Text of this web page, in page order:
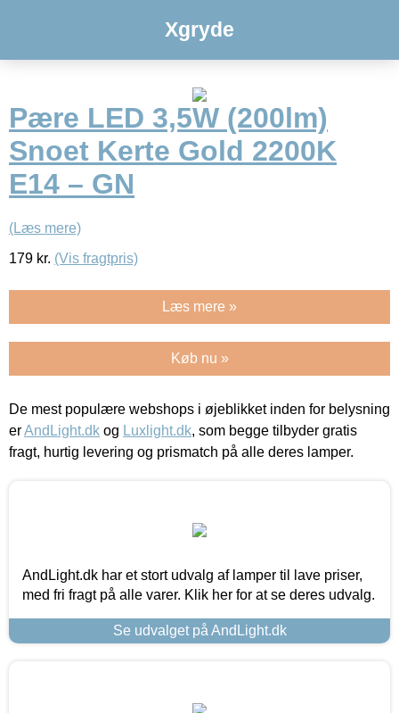
Xgryde
Pære LED 3,5W (200lm)
Snoet Kerte Gold 2200K
E14 – GN
(Læs mere)
179 kr. (Vis fragtpris)
Læs mere »
Køb nu »
De mest populære webshops i øjeblikket inden for belysning
erAndLight.dk og Luxlight.dk, som begge tilbyder gratis
fragt, hurtig levering og prismatch på alle deres lamper.
AndLight.dk har et stort udvalg af lamper til lave priser,
med fri fragt på alle varer. Klik her for at se deres udvalg.
Se udvalget på AndLight.dk